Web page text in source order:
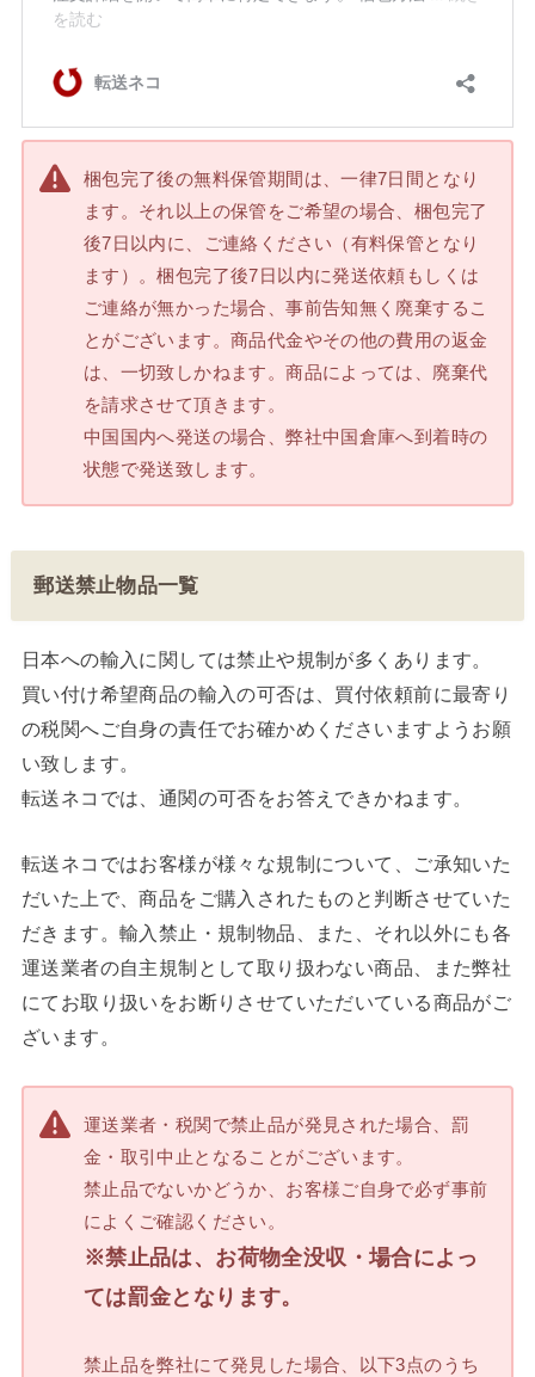
梱包完了後の無料保管期間は、一律7日間となり
ます。それ以上の保管をご希望の場合、梱包完了
後7日以内に、ご連絡ください（有料保管となり
ます）。梱包完了後7日以内に発送依頼もしくは
ご連絡が無かった場合、事前告知無く廃棄するこ
とがございます。商品代金やその他の費用の返金
は、一切致しかねます。商品によっては、廃棄代
を請求させて頂きます。
中国国内へ発送の場合、弊社中国倉庫へ到着時の
状態で発送致します。
郵送禁止物品一覧
日本への輸入に関しては禁止や規制が多くあります。
買い付け希望商品の輸入の可否は、買付依頼前に最寄り
の税関へご自身の責任でお確かめくださいますようお願
い致します。
転送ネコでは、通関の可否をお答えできかねます。
転送ネコではお客様が様々な規制について、ご承知いた
だいた上で、商品をご購入されたものと判断させていた
だきます。輸入禁止・規制物品、また、それ以外にも各
運送業者の自主規制として取り扱わない商品、また弊社
にてお取り扱いをお断りさせていただいている商品がご
ざいます。
運送業者・税関で禁止品が発見された場合、罰
金・取引中止となることがございます。
禁止品でないかどうか、お客様ご自身で必ず事前
によくご確認ください。
※禁止品は、お荷物全没収・場合によっ
ては罰金となります。
禁止品を弊社にて発見した場合、以下3点のうち